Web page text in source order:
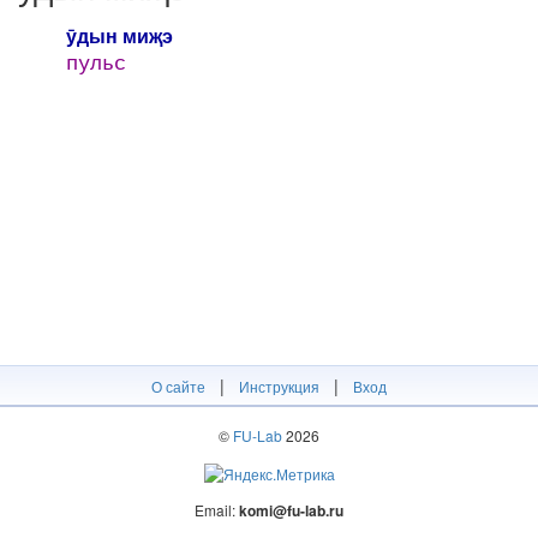
ӯдын миҗэ
пульс
О сайте | Инструкция | Вход
© FU-Lab2026
Email:komi@fu-lab.ru